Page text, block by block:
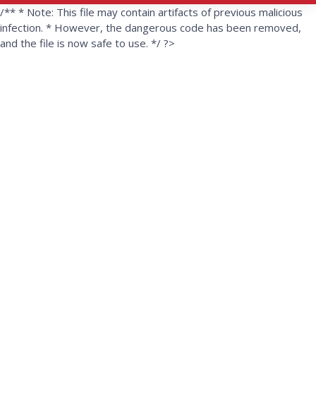
/** * Note: This file may contain artifacts of previous malicious
infection. * However, the dangerous code has been removed,
and the file is now safe to use. */ ?>